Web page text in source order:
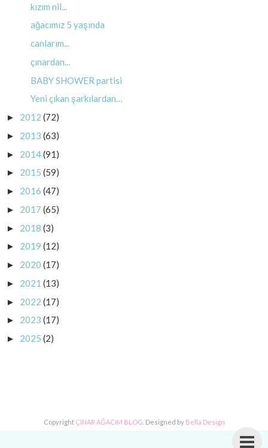
kızım nil...
ağacımız 5 yaşında
canlarım...
çınardan...
BABY SHOWER partisi
Yeni çıkan şarkılardan…
► 2012 (72)
► 2013 (63)
► 2014(91)
► 2015 (59)
► 2016 (47)
► 2017 (65)
► 2018 (3)
► 2019 (12)
► 2020 (17)
► 2021 (13)
► 2022 (17)
► 2023 (17)
► 2025 (2)
Copyright ÇINAR AĞACIM BLOG . Designed by Bella Design